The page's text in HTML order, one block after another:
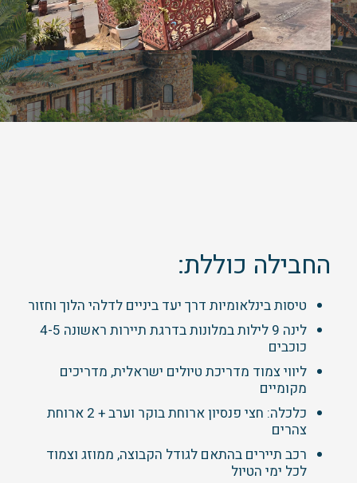
החבילה כוללת:
טיסות בינלאומיות דרך יעד ביניים לדלהי הלוך וחזור
לינה 9 לילות במלונות בדרגת תיירות ראשונה 4-5
כוכבים
ליווי צמוד מדריכת טיולים ישראלית, מדריכים
מקומיים
כלכלה: חצי פנסיון ארוחת בוקר וערב + 2 ארוחת
צהרים
רכב תיירים בהתאם לגודל הקבוצה, ממוזג וצמוד
לכל ימי הטיול